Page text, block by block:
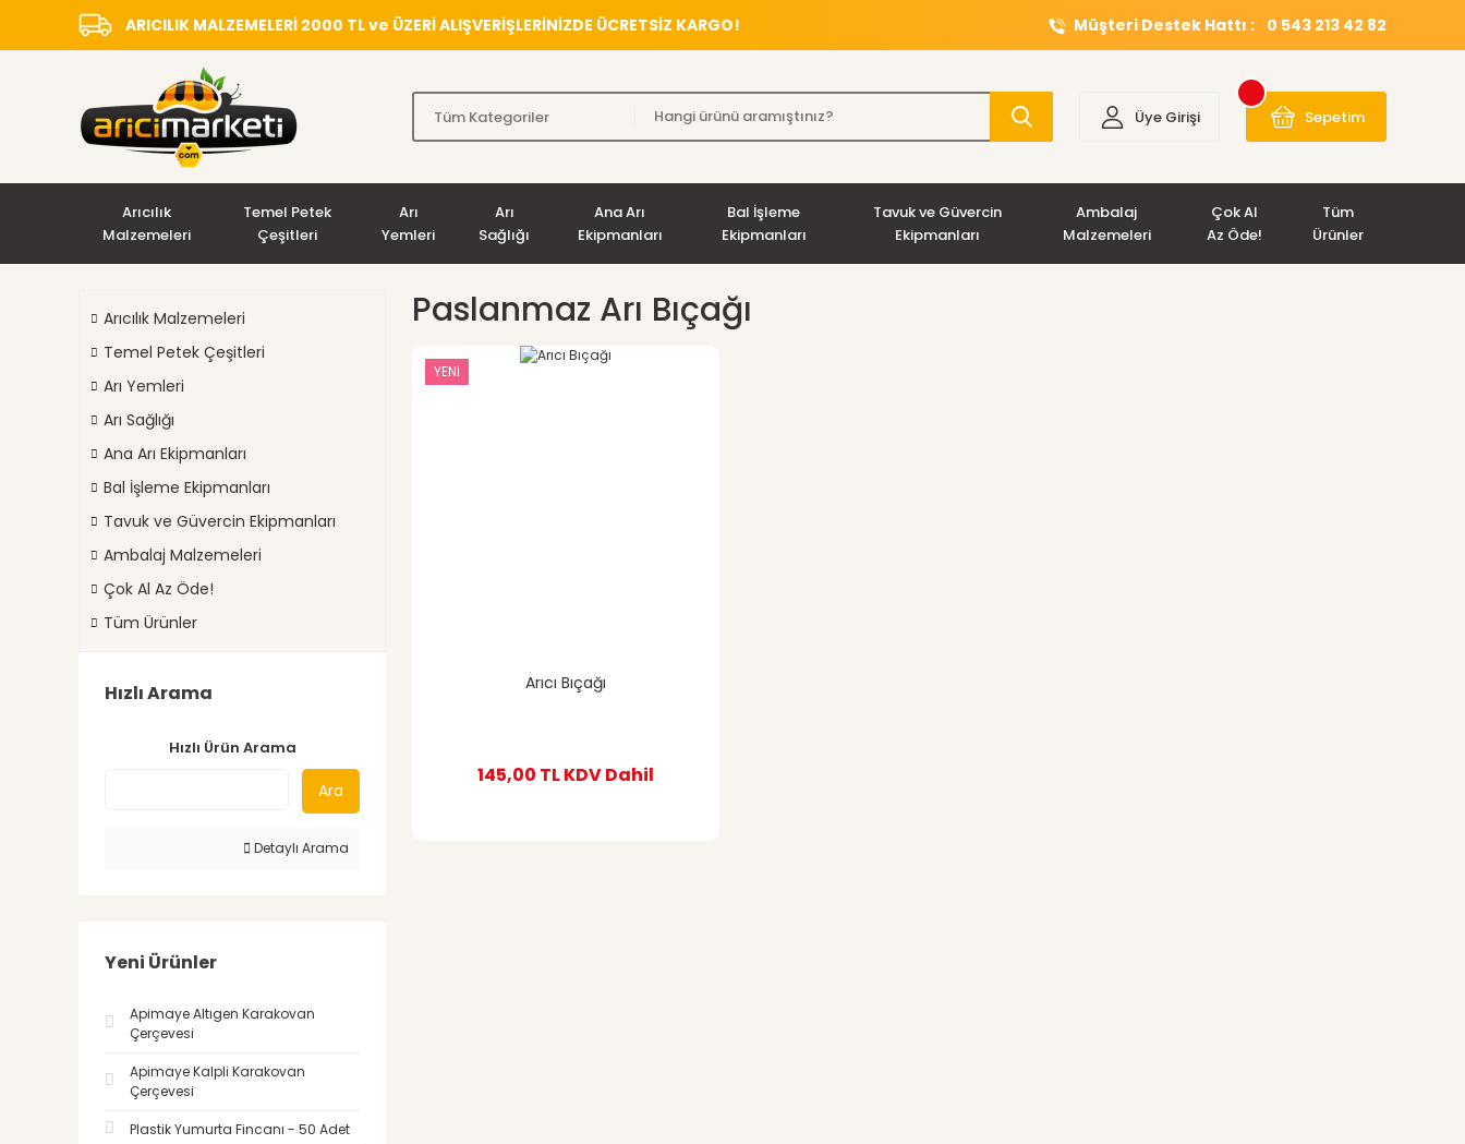
ARICILIK MALZEMELERİ 2000 TL ve ÜZERİ ALIŞVERİŞLERİNİZDE ÜCRETSİZ KARGO! Müşteri Destek Hattı : 0 543 213 42 82
Üye Girişi Sepetim
Arıcılık
Malzemeleri
Temel Petek
Çeşitleri
Arı
Yemleri
Arı
Sağlığı
Ana Arı
Ekipmanları
Bal İşleme
Ekipmanları
Tavuk ve Güvercin
Ekipmanları
Ambalaj
Malzemeleri
Çok Al
Az Öde!
Tüm
Ürünler
Arıcılık Malzemeleri
Temel Petek Çeşitleri
Arı Yemleri
Arı Sağlığı
Ana Arı Ekipmanları
Bal İşleme Ekipmanları
Tavuk ve Güvercin Ekipmanları
Ambalaj Malzemeleri
Çok Al Az Öde!
Tüm Ürünler
Hızlı Arama
Hızlı Ürün Arama
Ara
Detaylı Arama
Yeni Ürünler
Apimaye Altıgen Karakovan
Çerçevesi
Apimaye Kalpli Karakovan
Çerçevesi
Plastik Yumurta Fincanı - 50 Adet
Paslanmaz Arı Bıçağı
YENİ
Arıcı Bıçağı
145,00 TLKDV Dahil